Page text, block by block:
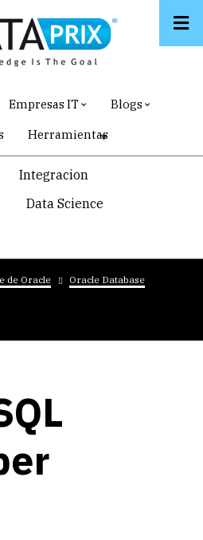
Empresas IT
Blogs
Herramientas
Integracion
Data Science
de Oracle Oracle Database